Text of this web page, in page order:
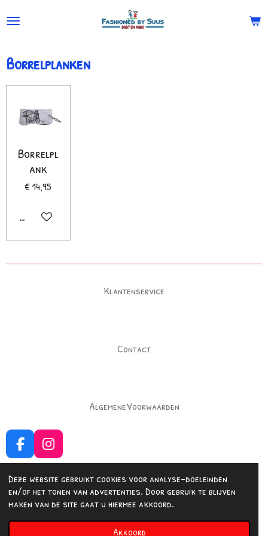
Deze website gebruikt cookies voor analyse-doeleinden
en/of het tonen van advertenties. Door gebruik te blijven
maken van de site gaat u hiermee akkoord.
Akkoord
de
Borrelplanken
Borrelpl
ank
€ 14,95
In winkelwagen
Klantenservice
Contact
AlgemeneVoorwaarden
F
a
c
e
b
o
o
I
n
s
t
a
g
r
Delen Delen
© 2023 - 2026 Fashionedbysuus